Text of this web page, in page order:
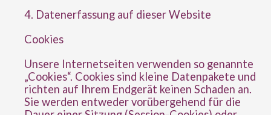
4. Datenerfassung auf dieser Website
Cookies
Unsere Internetseiten verwenden so genannte
„Cookies“. Cookies sind kleine Datenpakete und
richten auf Ihrem Endgerät keinen Schaden an.
Sie werden entweder vorübergehend für die